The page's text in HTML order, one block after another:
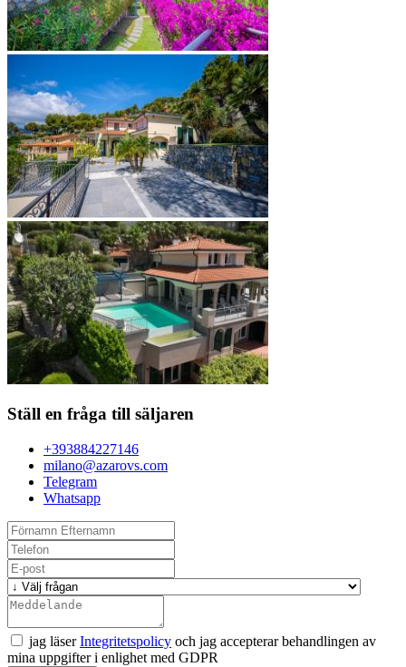
Ställ en fråga till säljaren
+393884227146
milano@azarovs.com
Telegram
Whatsapp
jag läserIntegritetspolicy och jag accepterar behandlingen av
mina uppgifter i enlighet med GDPR